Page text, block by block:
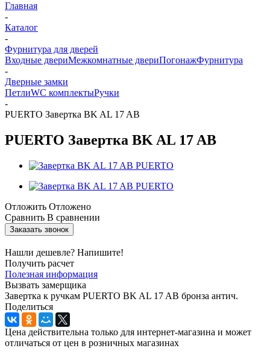
Главная
-
Каталог
-
Фурнитура для дверей
Входные двериМежкомнатные двериПогонажФурнитура
-
Дверные замки
ПетлиWC комплектыРучки
-
PUERTO Завертка BK AL 17 AB
PUERTO Завертка BK AL 17 AB
Отложить Отложено
Сравнить В сравнении
Заказать звонок
Нашли дешевле? Напишите!
Получить расчет
Полезная информация
Вызвать замерщика
Завертка к ручкам PUERTO BK AL 17 AB бронза антич.
Поделиться
Цена действительна только для интернет-магазина и может
отличаться от цен в розничных магазинах